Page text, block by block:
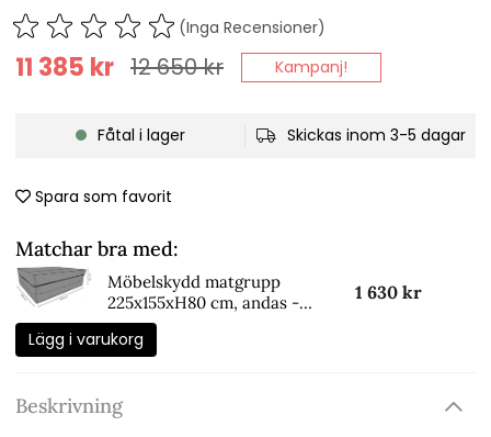
(Inga Recensioner)
12 650kr
11 385 kr Kampanj!
Fåtal i lager Skickas inom 3-5 dagar
Spara som favorit
Matchar bra med:
Möbelskydd matgrupp
225x155xH80 cm, andas -
svart
1 630 kr
Lägg i varukorg
Beskrivning